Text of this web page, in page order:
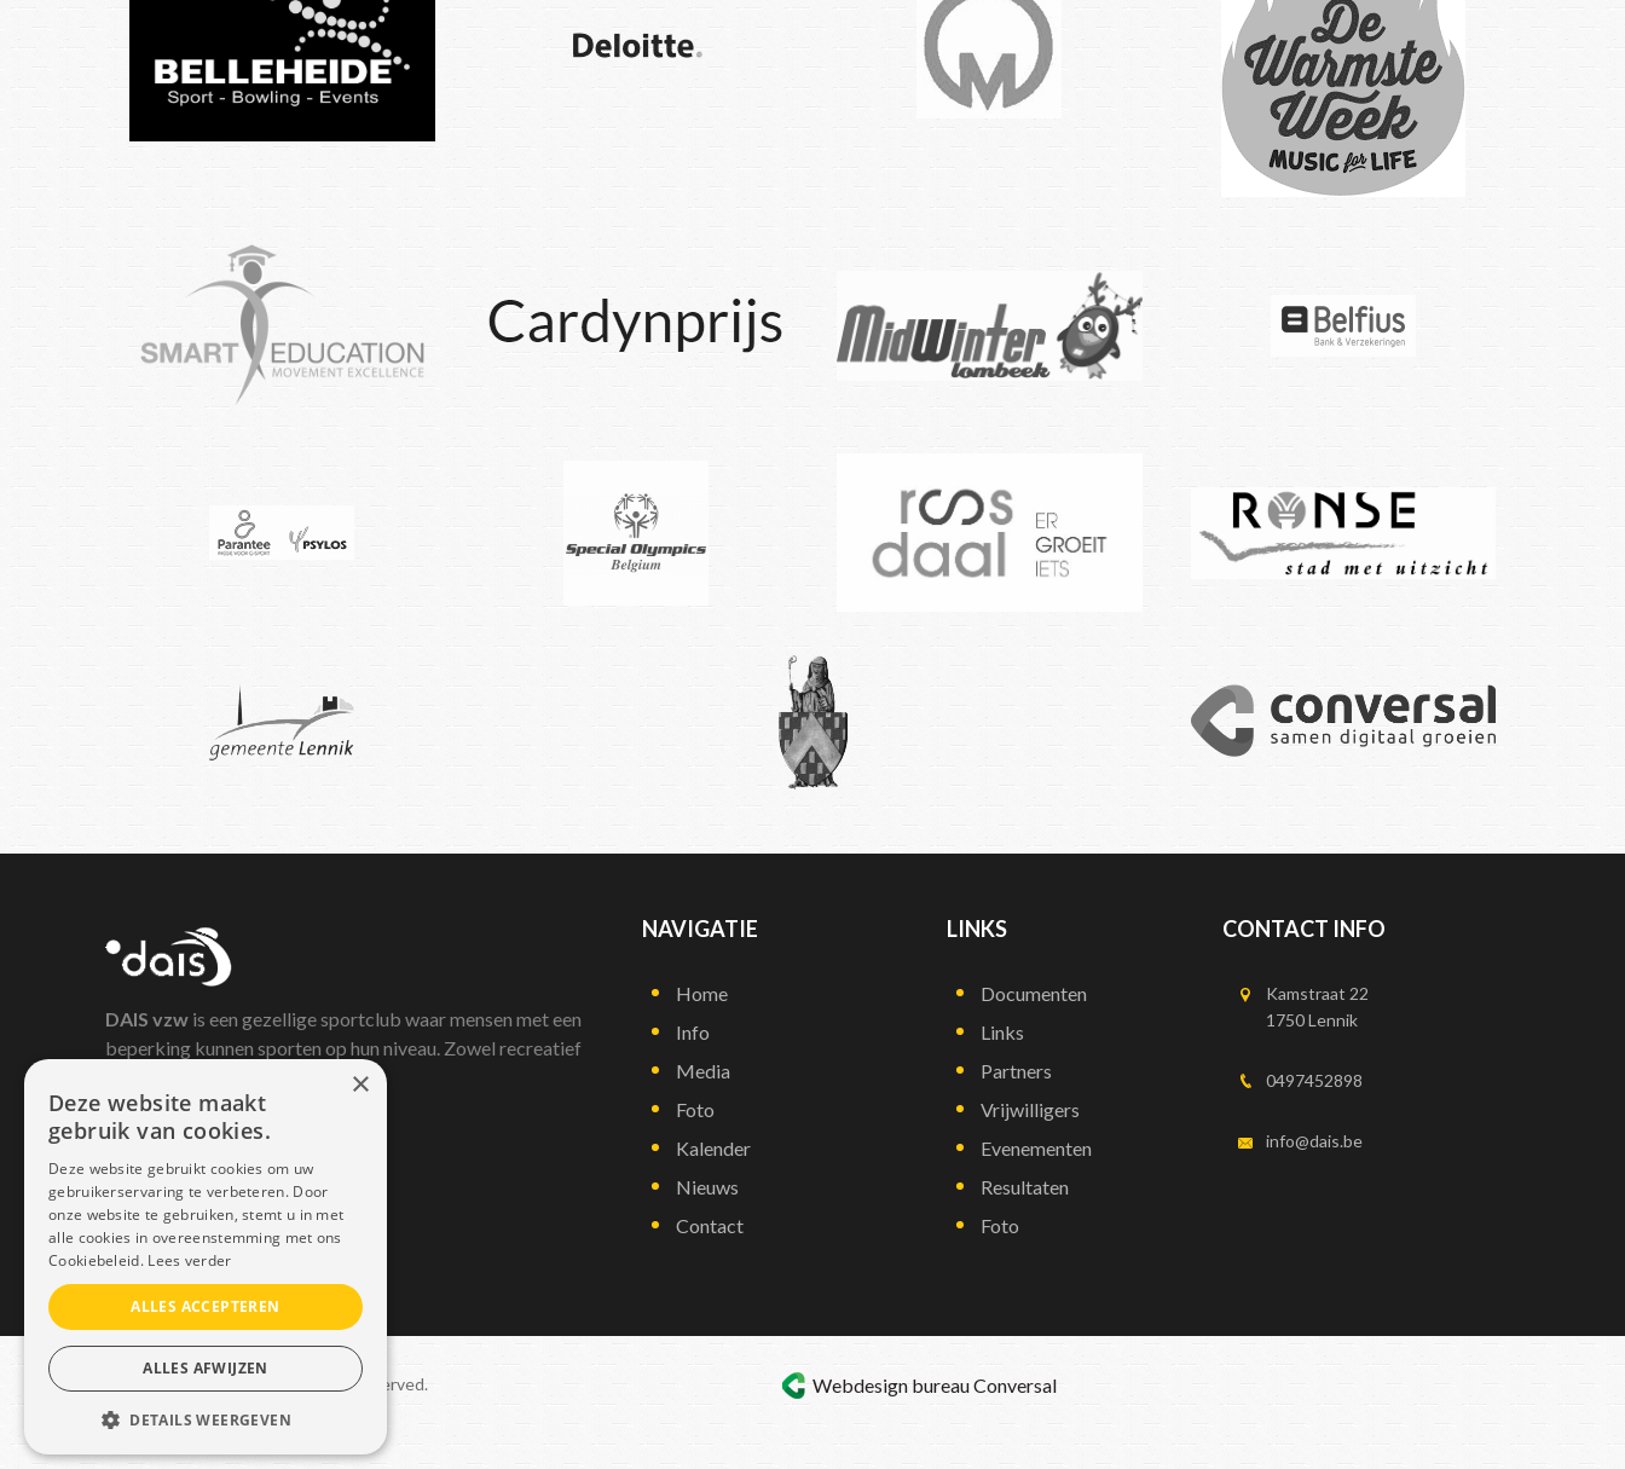
DAIS vzw is een gezellige sportclub waar mensen met een
beperking kunnen sporten op hun niveau. Zowel recreatief
NAVIGATIE
Home
Info
Media
Foto
Kalender
Nieuws
Contact
LINKS
Documenten
Links
Partners
Vrijwilligers
Evenementen
Resultaten
Foto
CONTACT INFO
Kamstraat 22
1750 Lennik
0497452898
info@dais.be
Copyright © 2021 Dais. All rights reserved.
Sitemap–GDPR
Webdesign bureauConversal
×
Deze website maakt
gebruik van cookies.
Deze website gebruikt cookies om uw
gebruikerservaring te verbeteren. Door
onze website te gebruiken, stemt u in met
alle cookies in overeenstemming met ons
Cookiebeleid. Lees verder
ALLES ACCEPTEREN
ALLES AFWIJZEN
DETAILS WEERGEVEN
STRIKT NOODZAKELIJK